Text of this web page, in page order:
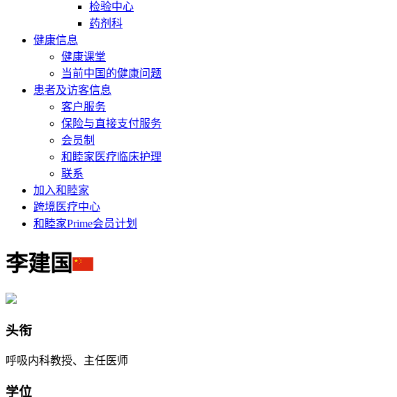
检验中心
药剂科
健康信息
健康课堂
当前中国的健康问题
患者及访客信息
客户服务
保险与直接支付服务
会员制
和睦家医疗临床护理
联系
加入和睦家
跨境医疗中心
和睦家Prime会员计划
李建国
头衔
呼吸内科教授、主任医师
学位